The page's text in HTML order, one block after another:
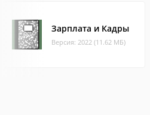
Зарплата и Кадры
Версия: 2022 (11.62 МБ)